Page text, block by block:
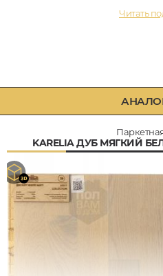
Читать
KARELIA ДУБ МЯГКИЙ